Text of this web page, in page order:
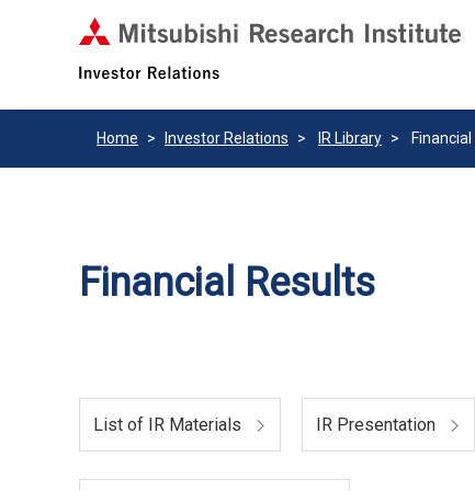
Home Investor Relations IR Library
Financial Results
List of IR Materials IR Presentation